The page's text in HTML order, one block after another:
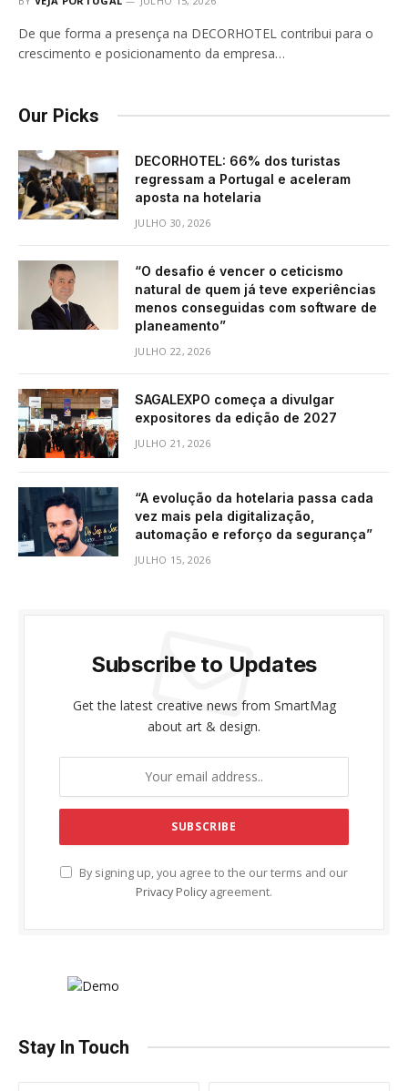
De que forma a presença na DECORHOTEL contribui para o
crescimento e posicionamento da empresa…
Our Picks
DECORHOTEL: 66% dos turistas
regressam a Portugal e aceleram
aposta na hotelaria
JULHO 30, 2026
“O desafio é vencer o ceticismo
natural de quem já teve experiências
menos conseguidas com software de
planeamento”
JULHO 22, 2026
SAGALEXPO começa a divulgar
expositores da edição de 2027
JULHO 21, 2026
“A evolução da hotelaria passa cada
vez mais pela digitalização,
automação e reforço da segurança”
JULHO 15, 2026
Subscribe to Updates
Get the latest creative news from SmartMag
about art & design.
By signing up, you agree to the our terms and our
Privacy Policy agreement.
Stay In Touch